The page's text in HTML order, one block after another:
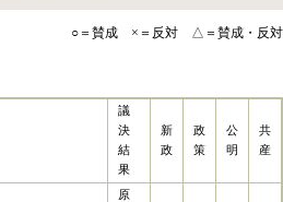
○＝賛成 ×＝反対 △＝賛成・反対
議
決
結
果
新
政
政
策
公
明
共
産
原